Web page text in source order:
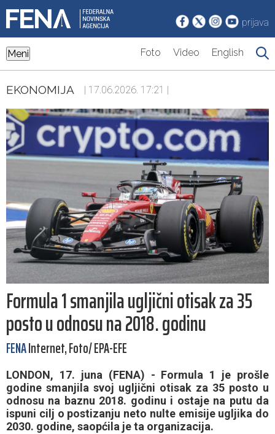
prijava
Meni Foto Video English
EKONOMIJA | 17.06.2026. 17:21 |
Formula 1 smanjila ugljični otisak za 35
posto u odnosu na 2018. godinu
FENAInternet, Foto/ EPA-EFE
LONDON, 17. juna (FENA) - Formula 1 je prošle
godine smanjila svoj ugljični otisak za 35 posto u
odnosu na baznu 2018. godinu i ostaje na putu da
ispuni cilj o postizanju neto nulte emisije ugljika do
2030. godine, saopćila je ta organizacija.